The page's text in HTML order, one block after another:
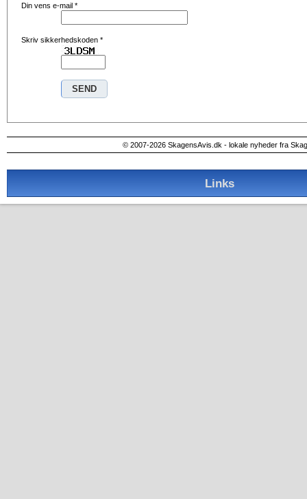
Din vens e-mail *
Skriv sikkerhedskoden *
© 2007-2026 SkagensAvis.dk - lokale nyheder fra
Links